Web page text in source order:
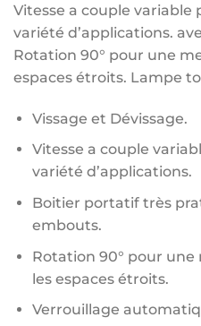
Vitesse a couple
variété d’applications.
Rotation 90° pour une
espaces étroits. Lampe
Vissage et Dévissage.
Vitesse a couple
variété d’applications.
Boitier portatif très
embouts.
Rotation 90° pour
les espaces étroits.
Verrouillage